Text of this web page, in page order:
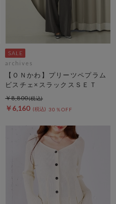
archives
【ＯＮかわ】プリーツペプラム
ビスチェ×スラックスＳＥＴ
￥6,160 30％OFF
￥8,800